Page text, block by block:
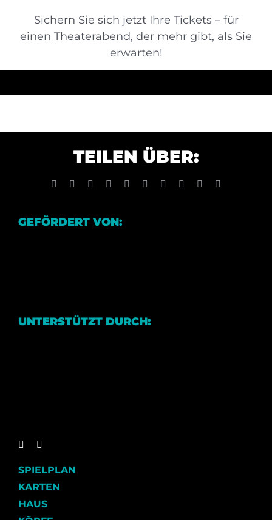
Sichern Sie sich jetzt Ihre Tickets – für
einen Theaterabend, der mehr gibt, als Sie
erwarten!
TEILEN ÜBER:
Facebook Reddit LinkedInWhatsApp
TumblrPinterest Xing
GEFÖRDERT VON:
UNTERSTÜTZT DURCH:
SPIELPLAN
KARTEN
HAUS